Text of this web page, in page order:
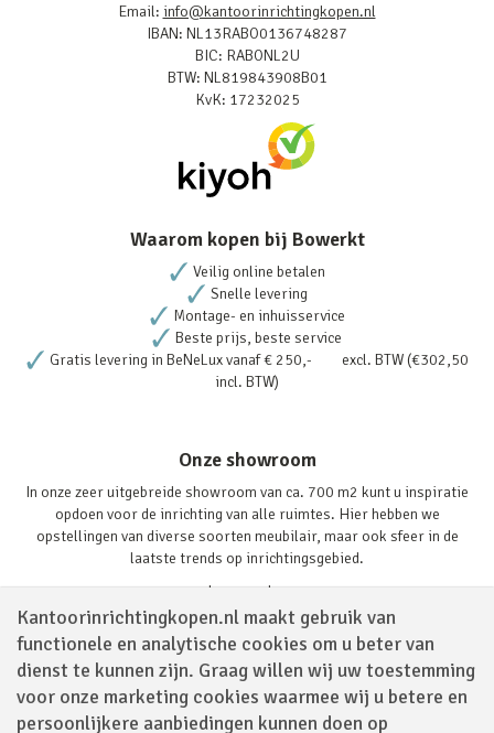
Kantoorinrichtingkopen.nl maakt gebruik van
functionele en analytische cookies om u beter van
dienst te kunnen zijn. Graag willen wij uw toestemming
voor onze marketing cookies waarmee wij u betere en
persoonlijkere aanbiedingen kunnen doen op
Email: info@kantoorinrichtingkopen.nl
IBAN: NL13RABO0136748287
BIC: RABONL2U
BTW: NL819843908B01
KvK: 17232025
Waarom kopen bij Bowerkt
Veilig online betalen
Snelle levering
Montage- en inhuisservice
Beste prijs, beste service
Gratis levering in BeNeLux vanaf € 250,- excl. BTW (€302,50
incl. BTW)
Onze showroom
In onze zeer uitgebreide showroom van ca. 700 m2 kunt u inspiratie
opdoen voor de inrichting van alle ruimtes. Hier hebben we
opstellingen van diverse soorten meubilair, maar ook sfeer in de
laatste trends op inrichtingsgebied.
Lees verder